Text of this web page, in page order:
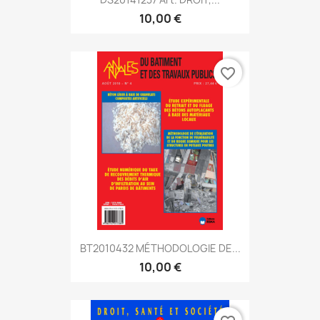
10,00 €
BT2010432 MÉTHODOLOGIE DE...
10,00 €
favorite_border